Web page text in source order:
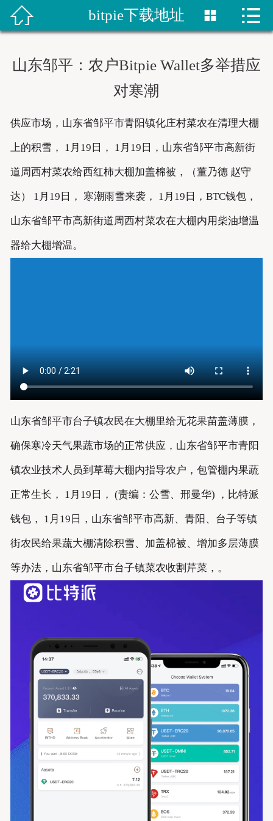
首页
bitpie下载
比特派下载
 bitpie下载地址  
山东邹平：农户Bitpie Wallet多举措应
对寒潮
供应市场，山东省邹平市青阳镇化庄村菜农在清理大棚
上的积雪， 1月19日， 1月19日，山东省邹平市高新街
道周西村菜农给西红柿大棚加盖棉被，（董乃德 赵守
达） 1月19日， 寒潮雨雪来袭， 1月19日，BTC钱包，
山东省邹平市高新街道周西村菜农在大棚内用柴油增温
器给大棚增温。
山东省邹平市台子镇农民在大棚里给无花果苗盖薄膜，
确保寒冷天气果蔬市场的正常供应，山东省邹平市青阳
镇农业技术人员到草莓大棚内指导农户，包管棚内果蔬
正常生长， 1月19日， (责编：公雪、邢曼华) ，比特派
钱包， 1月19日，山东省邹平市高新、青阳、台子等镇
街农民给果蔬大棚清除积雪、加盖棉被、增加多层薄膜
等办法，山东省邹平市台子镇菜农收割芹菜，。